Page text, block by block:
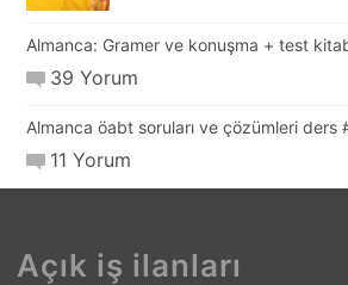
Almanca: Gramer ve konuşma + test
39 Yorum
Almanca öabt soruları ve çözümleri ders
11 Yorum
Açık iş ilanları